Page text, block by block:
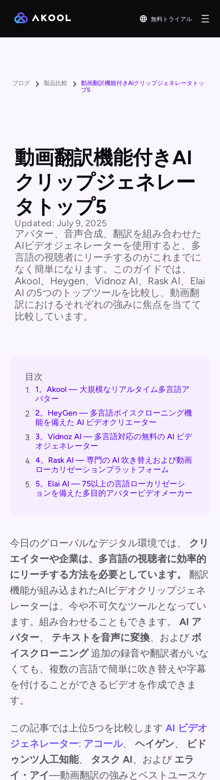
無料トライアル
ブログ 製品比較
動画翻訳機能付きAIクリップジェネレータトッ
プ5
動画翻訳機能付きAI
クリップジェネレー
タトップ5
Updated: July 9, 2025
アバター、音声合成、翻訳を組み合わせた
AIビデオジェネレーターを使用すると、多
言語の視聴者にリーチするのがこれまでに
なく簡単になります。このガイドでは、
Akool、Heygen、Vidnoz AI、Rask AI、Elai
AI の5つのトップツールを比較し、動画翻
訳におけるそれぞれの強みに焦点を当てて
比較しています。
目次
1. 1。Akool — 大規模なリアルタイム多言語ア
バター
2. 2。HeyGen — 多言語ボイスクローニング機
能を備えた AI ビデオクリエーター
3. 3。Vidnoz AI — 多言語対応の無料の AI ビデ
オジェネレーター
4. 4。Rask AI — 専門の AI 吹き替えおよび動画
ローカリゼーションプラットフォーム
5. 5。Elai AI — 75以上の言語ローカリゼーシ
ョンを備えた多目的アバタービデオメーカー
今日のグローバルなデジタル環境では、
クリ
エイターや企業は、多言語の視聴者に効率的
にリーチする方法を必要としています。
翻訳
機能が組み込まれたAIビデオクリップジェネ
レーターは、今や不可欠なツールとなってい
ます。組み合わせることもできます。 AI ア
バター、 テキストを音声に変換、およびボ
イスクローニング追加の録音や翻訳者がいな
くても、複数の言語で簡単に吹き替えや字幕
を付けることができるビデオを作成できま
す。
この記事では上位5つを比較します AI ビデオ
ジェネレーター: アコール、 ヘイゲン、
ビド
ゥンツ人工知能、 タスク AI、および エラ
イ・アイ—動画翻訳の強みとベストユースケ